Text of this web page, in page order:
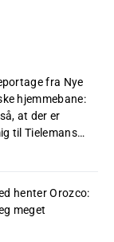
fra Nye
hjemmebane:
at der er
til Tielemans…
henter Orozco:
meget